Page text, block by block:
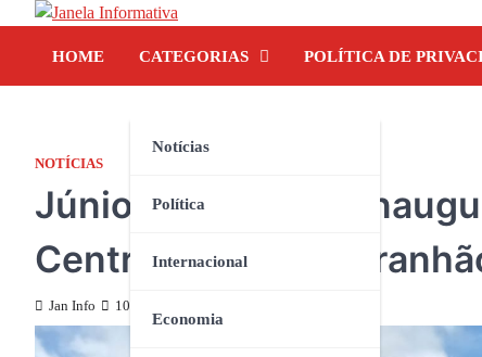
HOME CATEGORIAS
Notícias
Política
Internacional
Economia
POLÍTICA DE
NOTÍCIAS
Júnior Garimpeiro
Centro Novo do
Jan Info 10 de março de 2025